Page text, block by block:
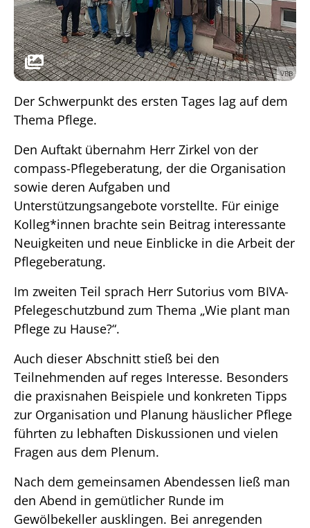
VBB
Der Schwerpunkt des ersten Tages lag auf dem
Thema Pflege.
Den Auftakt übernahm Herr Zirkel von der
compass-Pflegeberatung, der die Organisation
sowie deren Aufgaben und
Unterstützungsangebote vorstellte. Für einige
Kolleg*innen brachte sein Beitrag interessante
Neuigkeiten und neue Einblicke in die Arbeit der
Pflegeberatung.
Im zweiten Teil sprach Herr Sutorius vom BIVA-
Pfelegeschutzbund zum Thema „Wie plant man
Pflege zu Hause?“.
Auch dieser Abschnitt stieß bei den
Teilnehmenden auf reges Interesse. Besonders
die praxisnahen Beispiele und konkreten Tipps
zur Organisation und Planung häuslicher Pflege
führten zu lebhaften Diskussionen und vielen
Fragen aus dem Plenum.
Nach dem gemeinsamen Abendessen ließ man
den Abend in gemütlicher Runde im
Gewölbekeller ausklingen. Bei anregenden